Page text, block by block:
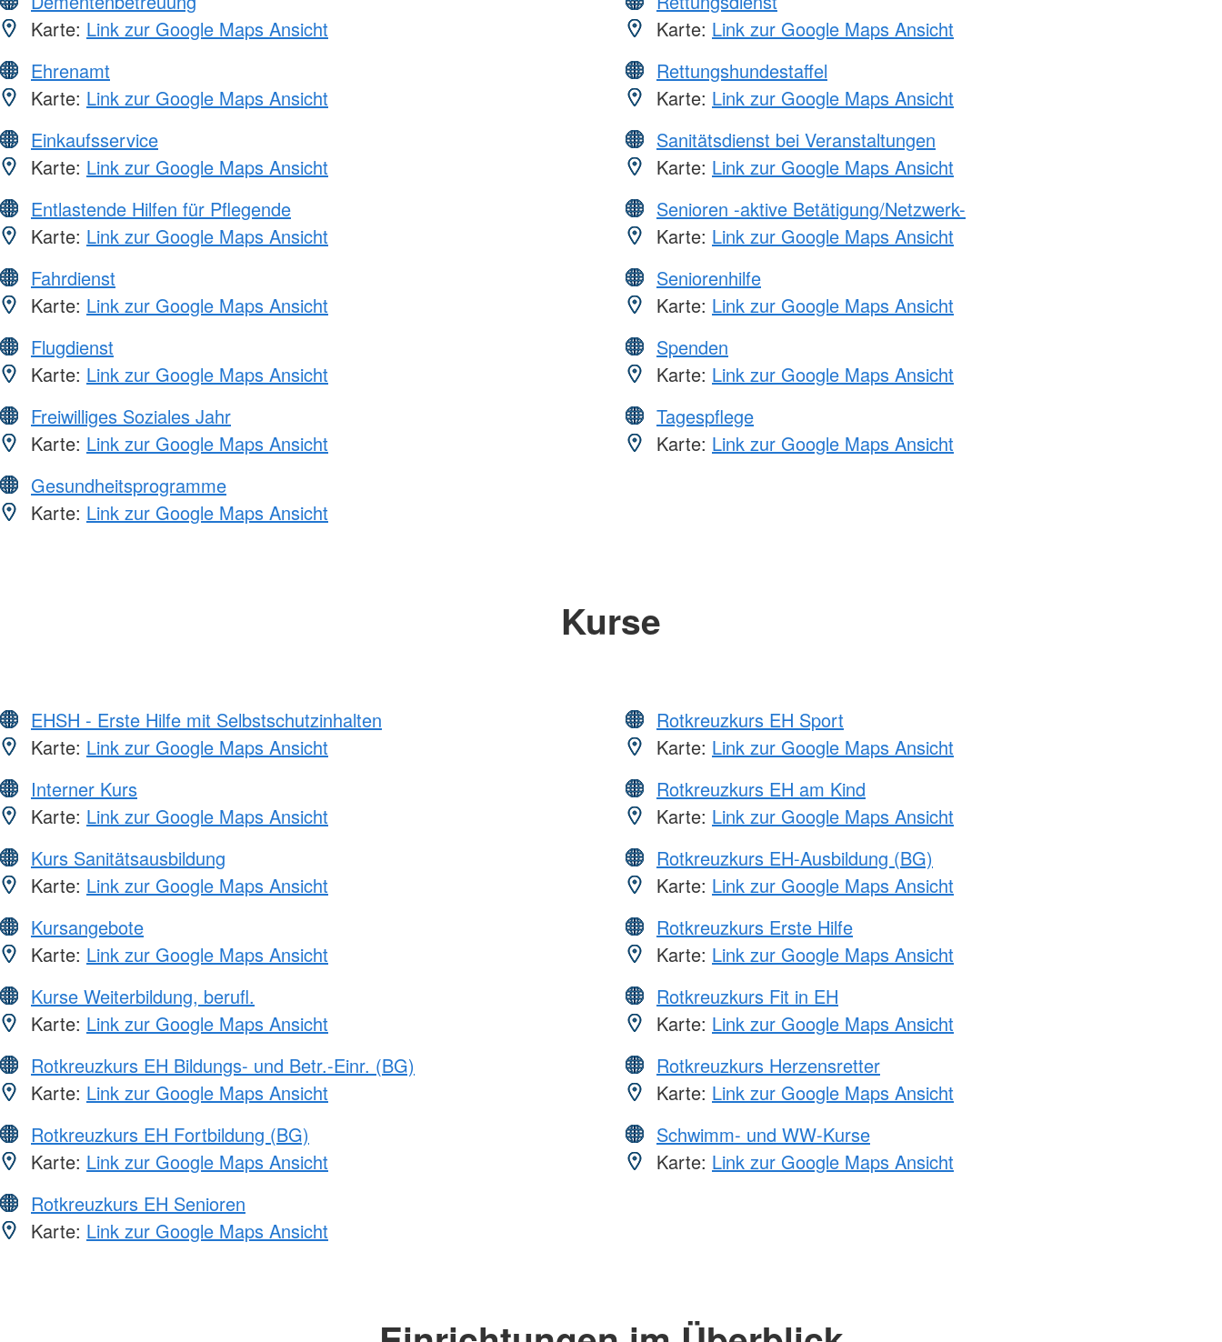
Karte: Link zur Google Maps Ansicht
Ehrenamt
Karte: Link zur Google Maps Ansicht
Einkaufsservice
Karte: Link zur Google Maps Ansicht
Entlastende Hilfen für Pflegende
Karte: Link zur Google Maps Ansicht
Fahrdienst
Karte: Link zur Google Maps Ansicht
Flugdienst
Karte: Link zur Google Maps Ansicht
Freiwilliges Soziales Jahr
Karte: Link zur Google Maps Ansicht
Gesundheitsprogramme
Karte: Link zur Google Maps Ansicht
Karte: Link zur Google Maps Ansicht
Rettungshundestaffel
Karte: Link zur Google Maps Ansicht
Sanitätsdienst bei Veranstaltungen
Karte: Link zur Google Maps Ansicht
Senioren -aktive Betätigung/Netzwerk-
Karte: Link zur Google Maps Ansicht
Seniorenhilfe
Karte: Link zur Google Maps Ansicht
Spenden
Karte: Link zur Google Maps Ansicht
Tagespflege
Karte: Link zur Google Maps Ansicht
Kurse
EHSH - Erste Hilfe mit Selbstschutzinhalten
Karte: Link zur Google Maps Ansicht
Interner Kurs
Karte: Link zur Google Maps Ansicht
Kurs Sanitätsausbildung
Karte: Link zur Google Maps Ansicht
Kursangebote
Karte: Link zur Google Maps Ansicht
Kurse Weiterbildung, berufl.
Karte: Link zur Google Maps Ansicht
Rotkreuzkurs EH Bildungs- und Betr.-Einr. (BG)
Karte: Link zur Google Maps Ansicht
Rotkreuzkurs EH Fortbildung (BG)
Karte: Link zur Google Maps Ansicht
Rotkreuzkurs EH Senioren
Karte: Link zur Google Maps Ansicht
Rotkreuzkurs EH Sport
Karte: Link zur Google Maps Ansicht
Rotkreuzkurs EH am Kind
Karte: Link zur Google Maps Ansicht
Rotkreuzkurs EH-Ausbildung (BG)
Karte: Link zur Google Maps Ansicht
Rotkreuzkurs Erste Hilfe
Karte: Link zur Google Maps Ansicht
Rotkreuzkurs Fit in EH
Karte: Link zur Google Maps Ansicht
Rotkreuzkurs Herzensretter
Karte: Link zur Google Maps Ansicht
Schwimm- und WW-Kurse
Karte: Link zur Google Maps Ansicht